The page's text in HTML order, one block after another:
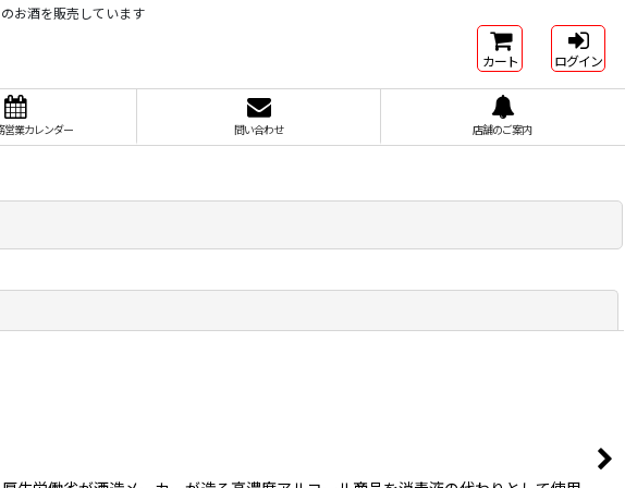
お酒を販売しています
カート ログイン
営業カレンダー 問い合わせ 店舗のご案内